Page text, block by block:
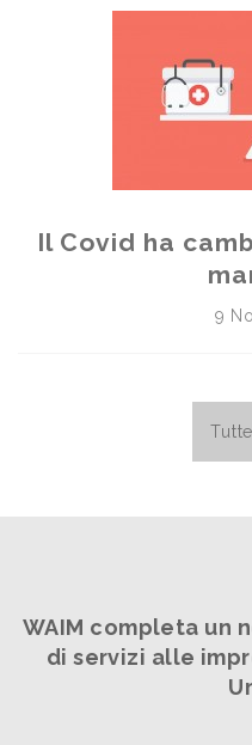
Il Covid ha
9
WAIM completa un
di servizi alle